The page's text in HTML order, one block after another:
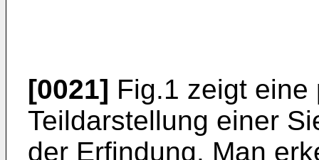
[0021] Fig.1 zeigt
Teildarstellung einer
der Erfindung. Man